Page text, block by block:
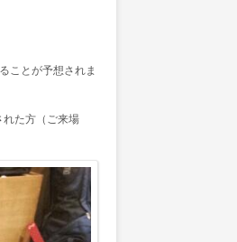
ことが予想されま
た方（ご来場